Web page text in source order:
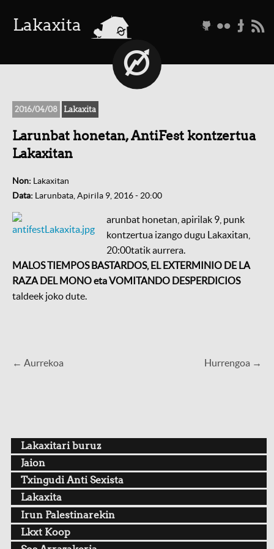
Lakaxita a g f t r
2016/04/08 Lakaxita
Larunbat honetan, AntiFest kontzertua
Lakaxitan
Non: Lakaxitan
Data: Larunbata, Apirila 9, 2016 - 20:00
arunbat honetan, apirilak 9, punk
kontzertua izango dugu Lakaxitan,
20:00tatik aurrera.
MALOS TIEMPOS BASTARDOS, EL EXTERMINIO DE LA
RAZA DEL MONO eta VOMITANDO DESPERDICIOS
taldeek joko dute.
Hurrengoa →
← Aurrekoa
Lakaxitari buruz
Jaion
Txingudi Anti Sexista
Lakaxita
Irun Palestinarekin
Lkxt Koop